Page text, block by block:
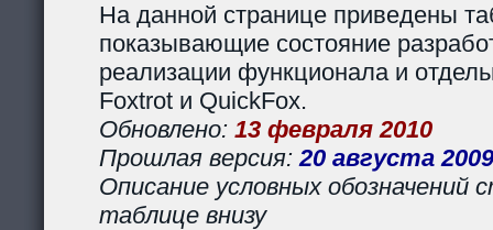
На данной странице приведены
показывающие состояние
реализации функционала и
Foxtrot и QuickFox.
Обновлено: 13 февраля 2010
Прошлая версия:20 августа 2009
Описание условных обозначений
таблице внизу